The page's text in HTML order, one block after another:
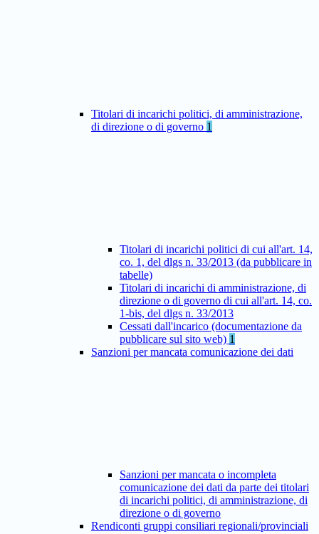
Titolari di incarichi politici, di amministrazione,
di direzione o di governo 1
Titolari di incarichi politici di cui all'art. 14,
co. 1, del dlgs n. 33/2013 (da pubblicare in
tabelle)
Titolari di incarichi di amministrazione, di
direzione o di governo di cui all'art. 14, co.
1-bis, del dlgs n. 33/2013
Cessati dall'incarico (documentazione da
pubblicare sul sito web) 1
Sanzioni per mancata comunicazione dei dati
Sanzioni per mancata o incompleta
comunicazione dei dati da parte dei titolari
di incarichi politici, di amministrazione, di
direzione o di governo
Rendiconti gruppi consiliari regionali/provinciali